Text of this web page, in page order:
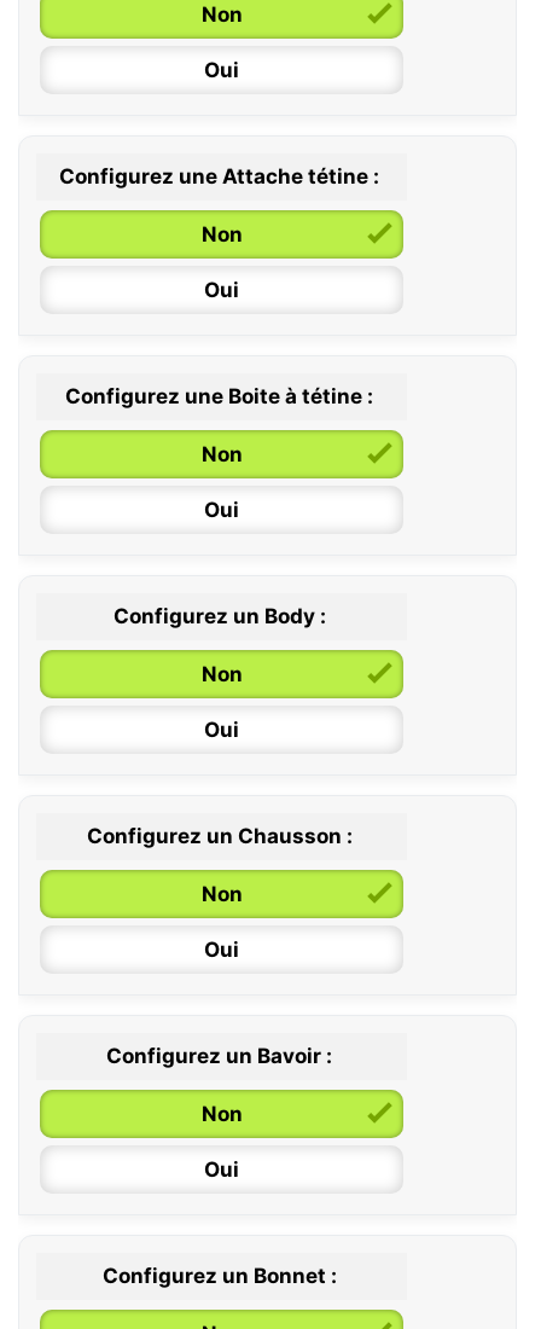
Non
Oui
0 / 6 mois
6 / 36 mois
Configurez une Attache tétine :
Non
Oui
Configurez une Boite à tétine :
Non
Oui
Configurez un Body :
Non
Oui
0 / 6 mois
6 / 12 mois
12 / 18 mois
Configurez un Chausson :
Non
Oui
Configurez un Bavoir :
Non
Oui
Configurez un Bonnet :